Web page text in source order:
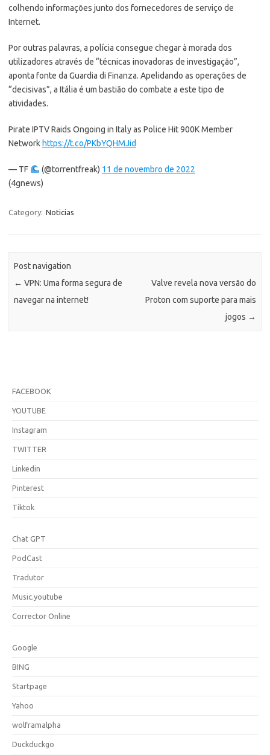
colhendo informações junto dos fornecedores de serviço de
Internet.
Por outras palavras, a polícia consegue chegar à morada dos
utilizadores através de “técnicas inovadoras de investigação”,
aponta fonte da Guardia di Finanza. Apelidando as operações de
“decisivas”, a Itália é um bastião do combate a este tipo de
atividades.
Pirate IPTV Raids Ongoing in Italy as Police Hit 900K Member
Network https://t.co/PKbYQHMJid
— TF (@torrentfreak) 11 de novembro de 2022
(4gnews)
Category: Noticias
Post navigation
← VPN: Uma forma segura de
navegar na internet!
Valve revela nova versão do
Proton com suporte para mais
jogos →
FACEBOOK
YOUTUBE
Instagram
TWITTER
Linkedin
Pinterest
Tiktok
Chat GPT
PodCast
Tradutor
Music.youtube
Corrector Online
Google
BING
Startpage
Yahoo
wolframalpha
Duckduckgo